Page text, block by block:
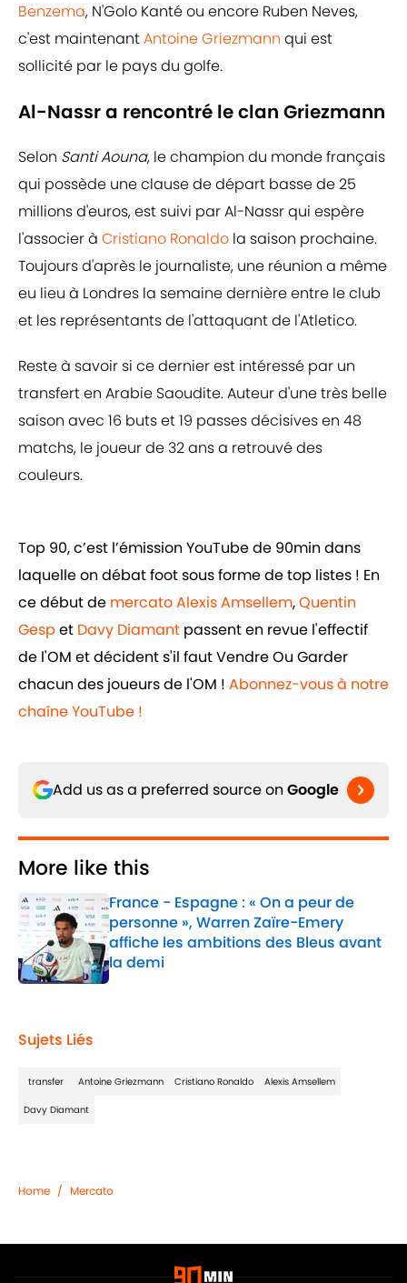
Benzema, N'Golo Kanté ou encore Ruben Neves,
c'est maintenantAntoine Griezmann qui est
sollicité par le pays du golfe.
Al-Nassr a rencontré le clan Griezmann
Selon Santi Aouna, le champion du monde français
qui possède une clause de départ basse de 25
millions d'euros, est suivi par Al-Nassr qui espère
l'associer à Cristiano Ronaldo la saison prochaine.
Toujours d'après le journaliste, une réunion a même
eu lieu à Londres la semaine dernière entre le club
et les représentants de l'attaquant de l'Atletico.
Reste à savoir si ce dernier est intéressé par un
transfert en Arabie Saoudite. Auteur d'une très belle
saison avec 16 buts et 19 passes décisives en 48
matchs, le joueur de 32 ans a retrouvé des
couleurs.
Top 90, c’est l’émission YouTube de 90min dans
laquelle on débat foot sous forme de top listes ! En
ce début de mercatoAlexis Amsellem,Quentin
Gesp et Davy Diamant passent en revue l'effectif
de l'OM et décident s'il faut Vendre Ou Garder
chacun des joueurs de l'OM ! Abonnez-vous à notre
chaîne YouTube !
Add us as a preferred source on Google
More like this
France - Espagne : « On a peur de
personne », Warren Zaïre-Emery
affiche les ambitions des Bleus avant
la demi
Published by on Invalid Date
Sujets Liés
transfer Antoine Griezmann Cristiano Ronaldo Alexis Amsellem
Davy Diamant
Home / Mercato